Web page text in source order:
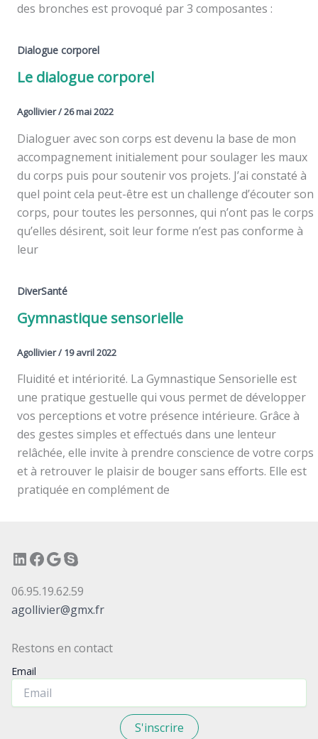
des bronches est provoqué par 3 composantes :
Dialogue corporel
Le dialogue corporel
Agollivier/26 mai 2022
Dialoguer avec son corps est devenu la base de mon
accompagnement initialement pour soulager les maux
du corps puis pour soutenir vos projets. J’ai constaté à
quel point cela peut-être est un challenge d’écouter son
corps, pour toutes les personnes, qui n’ont pas le corps
qu’elles désirent, soit leur forme n’est pas conforme à
leur
DiverSanté
Gymnastique sensorielle
Agollivier/ 19 avril 2022
Fluidité et intériorité. La Gymnastique Sensorielle est
une pratique gestuelle qui vous permet de développer
vos perceptions et votre présence intérieure. Grâce à
des gestes simples et effectués dans une lenteur
relâchée, elle invite à prendre conscience de votre corps
et à retrouver le plaisir de bouger sans efforts. Elle est
pratiquée en complément de
LinkedIn
Facebook
Google
Skype
06.95.19.62.59
agollivier@gmx.fr
Restons en contact
Email
S'inscrire